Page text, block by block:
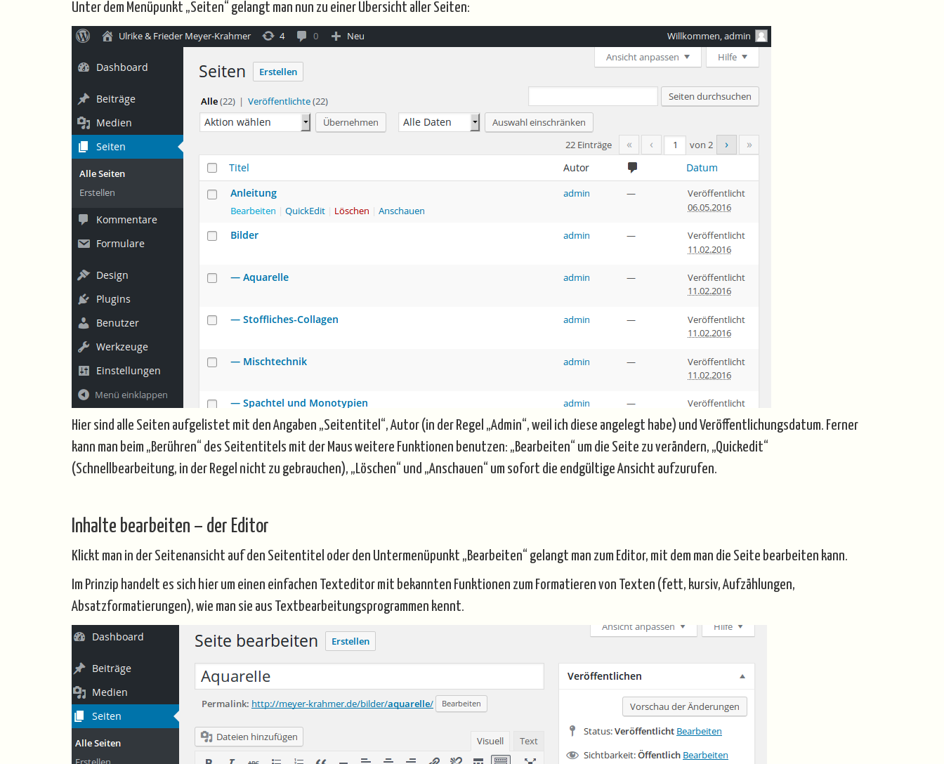
Unter dem Menüpunkt „Seiten“ gelangt man nun zu einer Übersicht aller Seiten:
Hier sind alle Seiten aufgelistet mit den Angaben „Seitentitel“, Autor (in der Regel „Admin“, weil ich diese angelegt habe) und Veröffentlichungsdatum. Ferner
kann man beim „Berühren“ des Seitentitels mit der Maus weitere Funktionen benutzen: „Bearbeiten“ um die Seite zu verändern, „Quickedit“
(Schnellbearbeitung, in der Regel nicht zu gebrauchen), „Löschen“ und „Anschauen“ um sofort die endgültige Ansicht aufzurufen.
Inhalte bearbeiten – der Editor
Klickt man in der Seitenansicht auf den Seitentitel oder den Untermenüpunkt „Bearbeiten“ gelangt man zum Editor, mit dem man die Seite bearbeiten kann.
Im Prinzip handelt es sich hier um einen einfachen Texteditor mit bekannten Funktionen zum Formatieren von Texten (fett, kursiv, Aufzählungen,
Absatzformatierungen), wie man sie aus Textbearbeitungsprogrammen kennt.